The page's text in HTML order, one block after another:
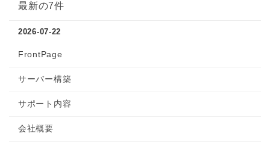
最新の7件
2026-07-22
FrontPage
サーバー構築
サポート内容
会社概要